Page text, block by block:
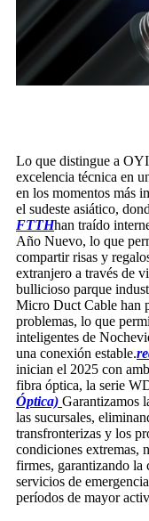
Lo que distingue a OYI
excelencia técnica en
en los momentos más
el sudeste asiático,
FTTHhan traído
Año Nuevo, lo que
compartir risas y
extranjero a través de
bullicioso parque
Micro Duct Cable han
problemas, lo que
inteligentes de
una conexión estable.
inician el 2025 con
fibra óptica, la serie
Óptica) Garantizamos
las sucursales,
transfronterizas y los
condiciones extremas,
firmes, garantizando
servicios de
períodos de mayor